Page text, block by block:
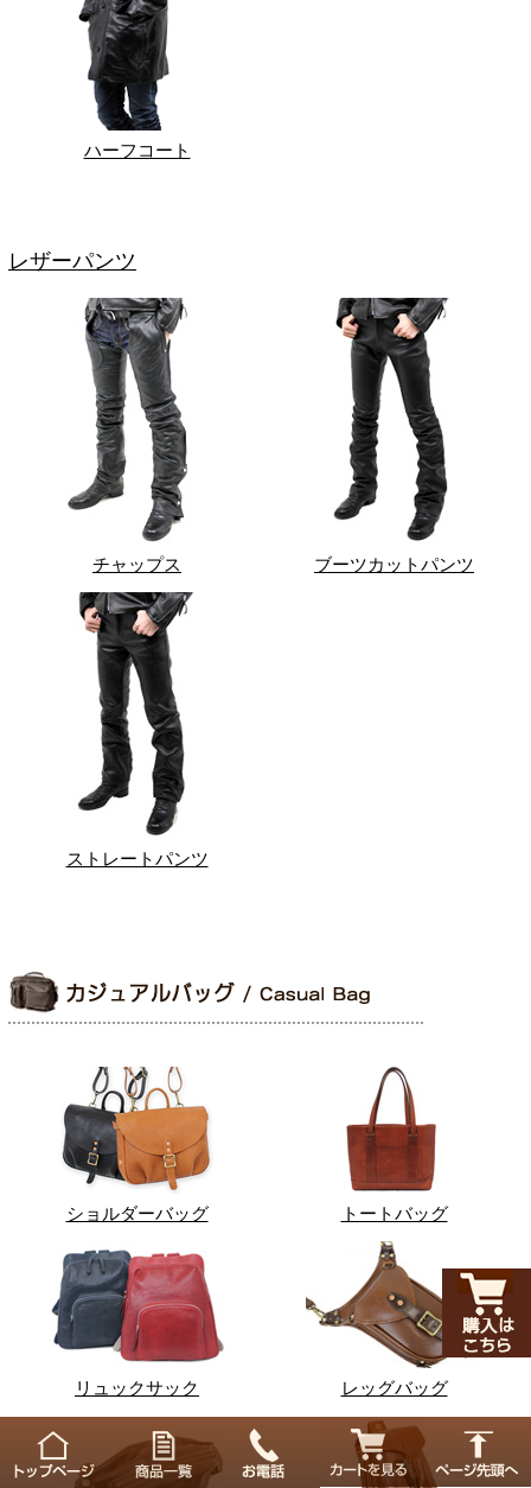
ハーフコート
レザーパンツ
チャップス ブーツカットパンツ
ストレートパンツ
ショルダーバッグ トートバッグ
リュックサック レッグバッグ